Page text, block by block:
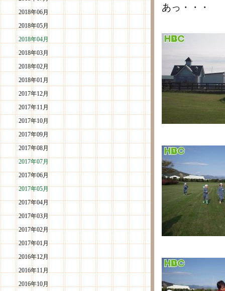
2018年06月
2018年05月
2018年04月
2018年03月
2018年02月
2018年01月
2017年12月
2017年11月
2017年10月
2017年09月
2017年08月
2017年07月
2017年06月
2017年05月
2017年04月
2017年03月
2017年02月
2017年01月
2016年12月
2016年11月
2016年10月
あっ・・・